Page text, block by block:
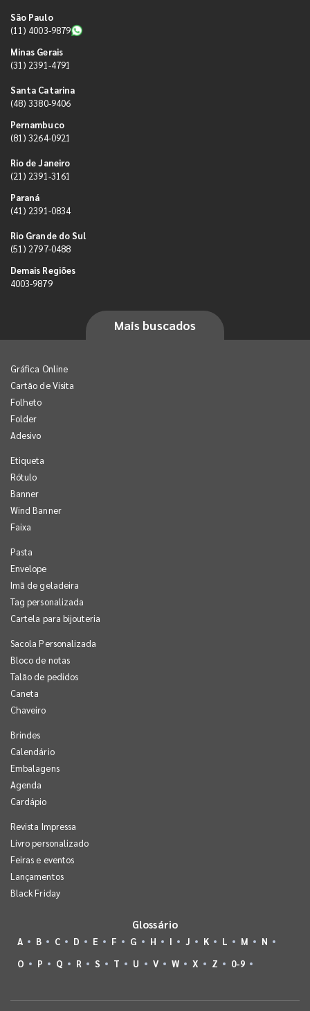
São Paulo
(11) 4003-9879
Minas Gerais
(31) 2391-4791
Santa Catarina
(48) 3380-9406
Pernambuco
(81) 3264-0921
Rio de Janeiro
(21) 2391-3161
Paraná
(41) 2391-0834
Rio Grande do Sul
(51) 2797-0488
Demais Regiões
4003-9879
Mais buscados
Gráfica Online
Cartão de Visita
Folheto
Folder
Adesivo
Etiqueta
Rótulo
Banner
Wind Banner
Faixa
Pasta
Envelope
Imã de geladeira
Tag personalizada
Cartela para bijouteria
Sacola Personalizada
Bloco de notas
Talão de pedidos
Caneta
Chaveiro
Brindes
Calendário
Embalagens
Agenda
Cardápio
Revista Impressa
Livro personalizado
Feiras e eventos
Lançamentos
Black Friday
Glossário
A B C D E F G H I J K L M
N
O
P Q R S T U V W X Z 0-9